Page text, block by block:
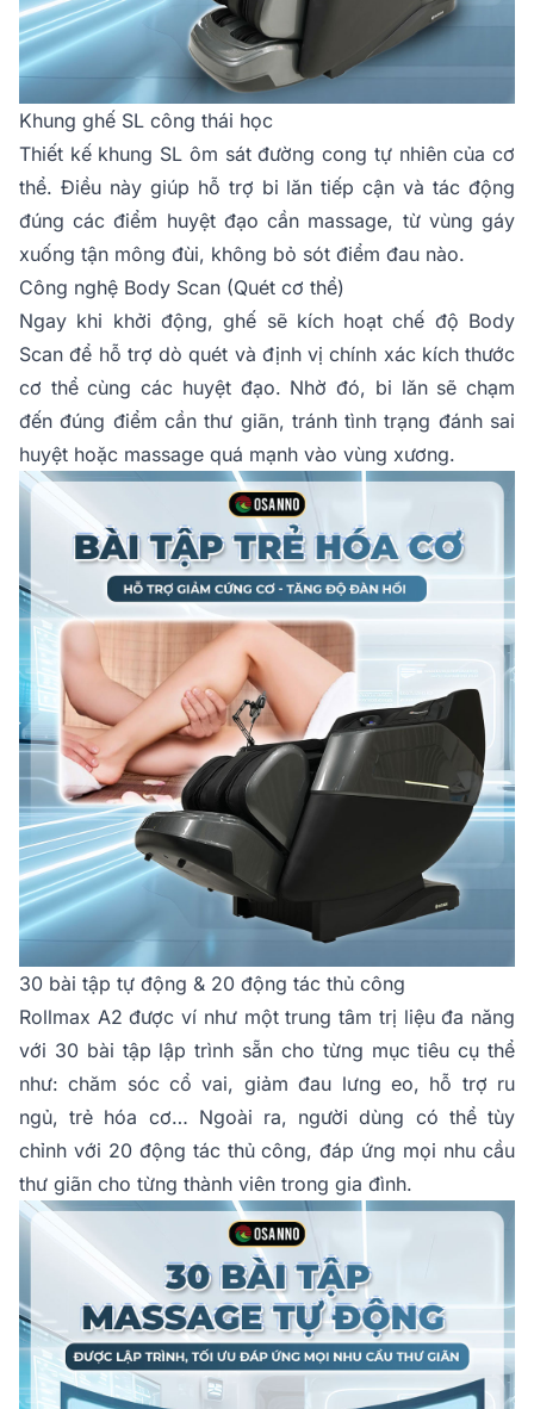
Khung ghế SL công thái học
Thiết kế khung SL ôm sát đường cong tự nhiên của cơ
thể. Điều này giúp hỗ trợ bi lăn tiếp cận và tác động
đúng các điểm huyệt đạo cần massage, từ vùng gáy
xuống tận mông đùi, không bỏ sót điểm đau nào.
Công nghệ Body Scan (Quét cơ thể)
Ngay khi khởi động, ghế sẽ kích hoạt chế độ Body
Scan để hỗ trợ dò quét và định vị chính xác kích thước
cơ thể cùng các huyệt đạo. Nhờ đó, bi lăn sẽ chạm
đến đúng điểm cần thư giãn, tránh tình trạng đánh sai
huyệt hoặc massage quá mạnh vào vùng xương.
30 bài tập tự động & 20 động tác thủ công
Rollmax A2 được ví như một trung tâm trị liệu đa năng
với 30 bài tập lập trình sẵn cho từng mục tiêu cụ thể
như: chăm sóc cổ vai, giảm đau lưng eo, hỗ trợ ru
ngủ, trẻ hóa cơ… Ngoài ra, người dùng có thể tùy
chỉnh với 20 động tác thủ công, đáp ứng mọi nhu cầu
thư giãn cho từng thành viên trong gia đình.